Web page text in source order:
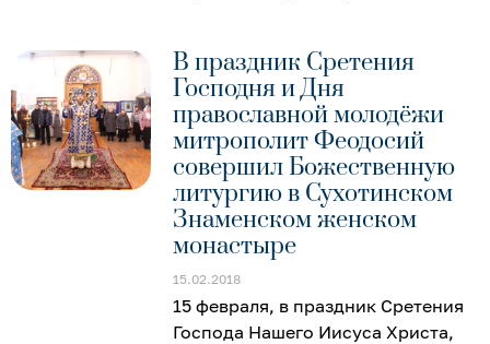
В праздник Сретения
Господня и Дня
православной молодёжи
митрополит Феодосий
совершил Божественную
литургию в Сухотинском
Знаменском женском
монастыре
15.02.2018
15 февраля, в праздник Сретения
Господа Нашего Иисуса Христа,